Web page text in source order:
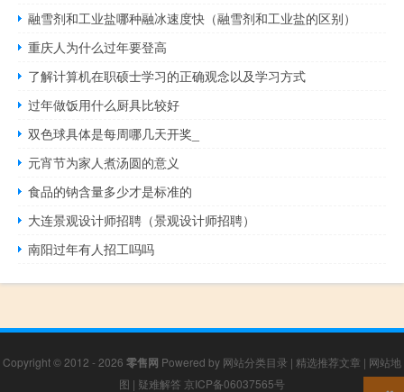
融雪剂和工业盐哪种融冰速度快（融雪剂和工业盐的区别）
重庆人为什么过年要登高
了解计算机在职硕士学习的正确观念以及学习方式
过年做饭用什么厨具比较好
双色球具体是每周哪几天开奖_
元宵节为家人煮汤圆的意义
食品的钠含量多少才是标准的
大连景观设计师招聘（景观设计师招聘）
南阳过年有人招工吗吗
Copyright © 2012 - 2026 零售网 Powered by 网站分类目录 | 精选推荐文章 | 网站地
图 | 疑难解答 京ICP备06037565号